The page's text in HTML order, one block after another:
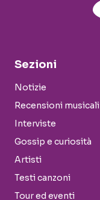
Sezioni
Notizie
Recensioni musicali
Interviste
Gossip e curiosità
Artisti
Testi canzoni
Tour ed eventi